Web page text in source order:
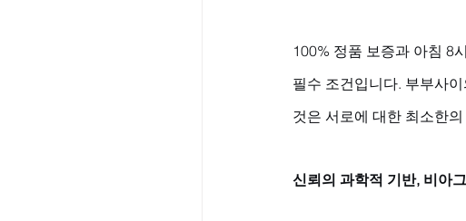
100% 정품 보증과 아침 8
필수 조건입니다. 부부사
것은 서로에 대한 최소한
신뢰의 과학적 기반, 비아